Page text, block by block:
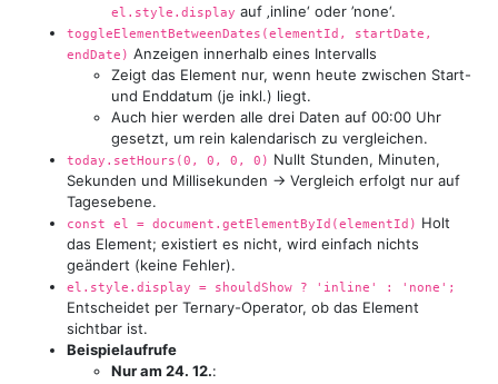
el.style.display auf ‚inline‘ oder ’none‘.
toggleElementBetweenDates(elementId, startDate,
endDate) Anzeigen innerhalb eines Intervalls
Zeigt das Element nur, wenn heute zwischen Start-
und Enddatum (je inkl.) liegt.
Auch hier werden alle drei Daten auf 00:00 Uhr
gesetzt, um rein kalendarisch zu vergleichen.
today.setHours(0, 0, 0, 0) Nullt Stunden, Minuten,
Sekunden und Millisekunden → Vergleich erfolgt nur auf
Tages­ebene.
const el = document.getElementById(elementId) Holt
das Element; existiert es nicht, wird einfach nichts
geändert (keine Fehler).
el.style.display = shouldShow ? 'inline' : 'none';
Entscheidet per Ternary-Operator, ob das Element
sichtbar ist.
Beispielaufrufe
Nur am 24. 12.: